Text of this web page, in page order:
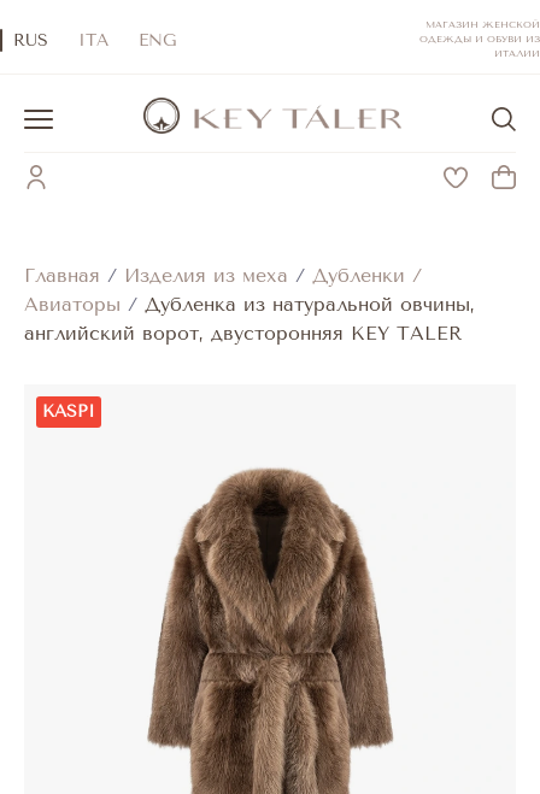
RUS ITA ENG
МАГАЗИН ЖЕНСКОЙ
ОДЕЖДЫ И ОБУВИ ИЗ
ИТАЛИИ
Главная / Изделия из меха / Дубленки /
Авиаторы / Дубленка из натуральной овчины,
английский ворот, двусторонняя KEY TALER
KASPI